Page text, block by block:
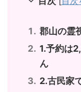
郡山の霊
1.予約は
ん
2.古民家